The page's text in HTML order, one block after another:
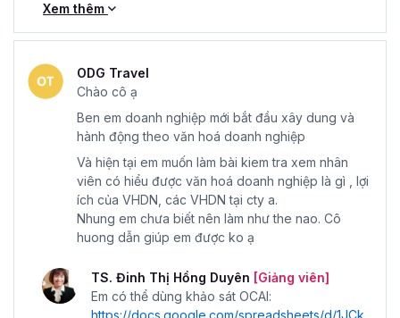
Xem thêm
ODG Travel
Chào cô ạ
Ben em doanh nghiệp mới bắt đầu xây dung và
hành động theo văn hoá doanh nghiệp
Và hiện tại em muốn làm bài kiem tra xem nhân
viên có hiểu được văn hoá doanh nghiệp là gì , lợi
ích của VHDN, các VHDN tại cty a.
Nhung em chưa biết nên làm như the nao. Cô
huong dẫn giúp em được ko ạ
TS. Đinh Thị Hồng Duyên [Giảng viên]
Em có thể dùng khảo sát OCAI:
https://docs.google.com/spreadsheets/d/1JCk